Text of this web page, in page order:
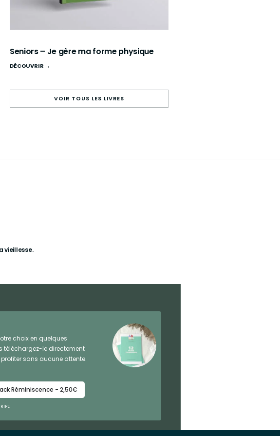
Seniors – Je gère ma forme physique
DÉCOUVRIR →
VOIR TOUS LES LIVRES
vieillesse.
choix en quelques
téléchargez-le directement
sans aucune attente.
Réminiscence - 2,50€